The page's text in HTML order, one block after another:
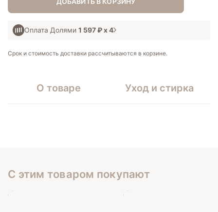
Оплата Долями1 597 ₽х 4
Срок и стоимость доставки рассчитываются в корзине.
О товаре Уход и стирка
С этим товаром покупают